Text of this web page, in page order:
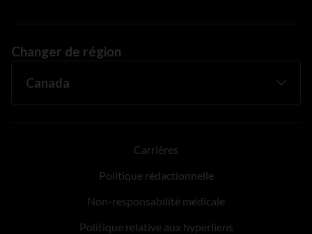
Changer de région
Carrières
Politique rédactionnelle
Non-responsabilité médicale
Politique relative aux hyperliens